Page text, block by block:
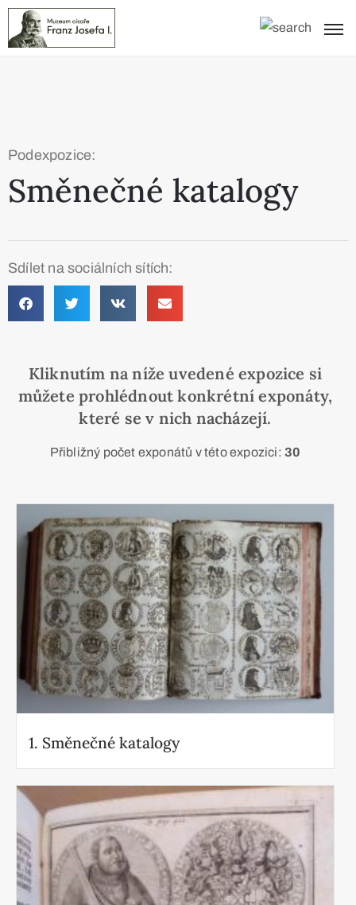
Podexpozice:
Směnečné katalogy
Sdílet na sociálních sítích:
Kliknutím na níže uvedené expozice si
můžete prohlédnout konkrétní exponáty,
které se v nich nacházejí.
Přibližný počet exponátů v této expozici: 30
1. Směnečné katalogy